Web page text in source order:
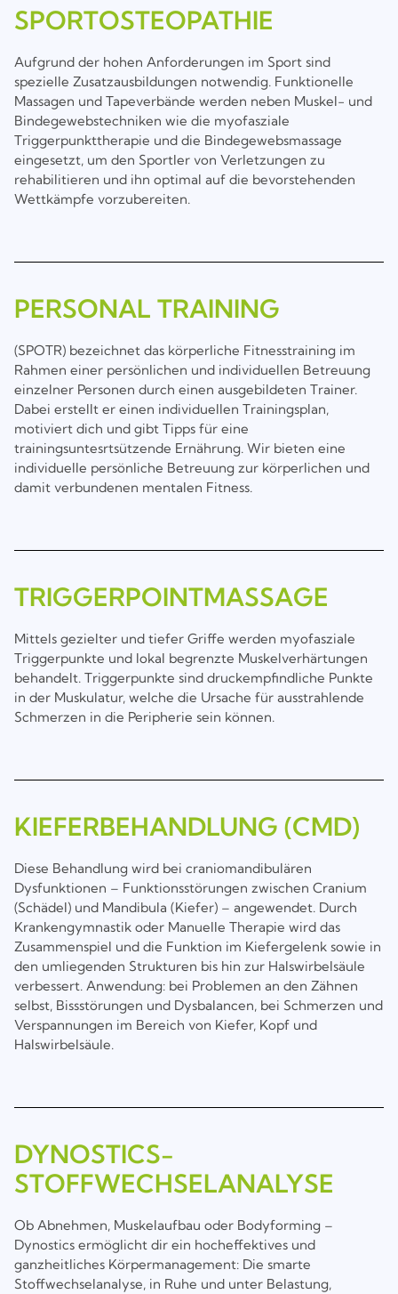
SPORTOSTEOPATHIE
Aufgrund der hohen Anforderungen im Sport sind
spezielle Zusatzausbildungen notwendig. Funktionelle
Massagen und Tapeverbände werden neben Muskel- und
Bindegewebstechniken wie die myofasziale
Triggerpunkttherapie und die Bindegewebsmassage
eingesetzt, um den Sportler von Verletzungen zu
rehabilitieren und ihn optimal auf die bevorstehenden
Wettkämpfe vorzubereiten.
PERSONAL TRAINING
(SPOTR) bezeichnet das körperliche Fitnesstraining im
Rahmen einer persönlichen und individuellen Betreuung
einzelner Personen durch einen ausgebildeten Trainer.
Dabei erstellt er einen individuellen Trainingsplan,
motiviert dich und gibt Tipps für eine
trainingsuntesrtsützende Ernährung. Wir bieten eine
individuelle persönliche Betreuung zur körperlichen und
damit verbundenen mentalen Fitness.
TRIGGERPOINTMASSAGE
Mittels gezielter und tiefer Griffe werden myofasziale
Triggerpunkte und lokal begrenzte Muskelverhärtungen
behandelt. Triggerpunkte sind druckempfindliche Punkte
in der Muskulatur, welche die Ursache für ausstrahlende
Schmerzen in die Peripherie sein können.
KIEFERBEHANDLUNG (CMD)
Diese Behandlung wird bei craniomandibulären
Dysfunktionen – Funktionsstörungen zwischen Cranium
(Schädel) und Mandibula (Kiefer) – angewendet. Durch
Krankengymnastik oder Manuelle Therapie wird das
Zusammenspiel und die Funktion im Kiefergelenk sowie in
den umliegenden Strukturen bis hin zur Halswirbelsäule
verbessert. Anwendung: bei Problemen an den Zähnen
selbst, Bissstörungen und Dysbalancen, bei Schmerzen und
Verspannungen im Bereich von Kiefer, Kopf und
Halswirbelsäule.
DYNOSTICS-
STOFFWECHSELANALYSE
Ob Abnehmen, Muskelaufbau oder Bodyforming –
Dynostics ermöglicht dir ein hocheffektives und
ganzheitliches Körpermanagement: Die smarte
Stoffwechselanalyse, in Ruhe und unter Belastung,